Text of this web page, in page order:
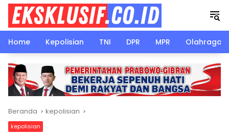
Langsung
konten
Home
Kepolisian TNI DPR MPR Olahraga
Beranda kepolisian
kepolisian